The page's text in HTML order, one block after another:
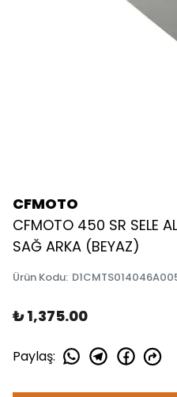
CFMOTO
CFMOTO 450 SR SELE
SAĞ ARKA (BEYAZ)
Ürün Kodu:
₺ 1,375.00
Paylaş: